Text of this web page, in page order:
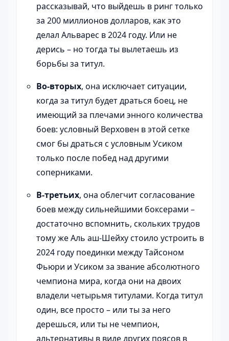
рассказывай, что выйдешь в ринг только
за 200 миллионов долларов, как это
делал Альварес в 2024 году. Или не
дерись – но тогда ты вылетаешь из
борьбы за титул.
Во-вторых, она исключает ситуации,
когда за титул будет драться боец, не
имеющий за плечами энного количества
боев: условный Верховен в этой сетке
смог бы драться с условным Усиком
только после побед над другими
соперниками.
В-третьих, она облегчит согласование
боев между сильнейшими боксерами –
достаточно вспомнить, скольких трудов
тому же Аль аш-Шейху стоило устроить в
2024 году поединки между Тайсоном
Фьюри и Усиком за звание абсолютного
чемпиона мира, когда они на двоих
владели четырьмя титулами. Когда титул
один, все просто – или ты за него
дерешься, или ты не чемпион,
альтернативы в виде других поясов в